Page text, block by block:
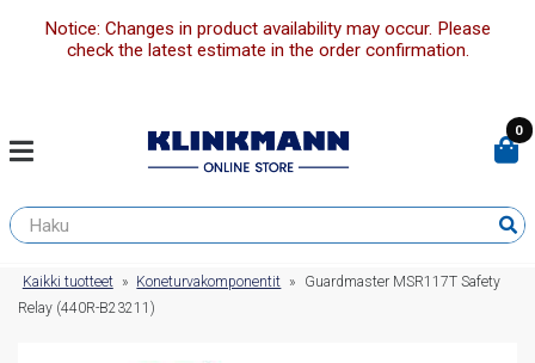
Notice: Changes in product availability may occur. Please
check the latest estimate in the order confirmation.
0
Kaikki tuotteet » Koneturvakomponentit »
Guardmaster MSR117T Safety
Relay (440R-B23211)